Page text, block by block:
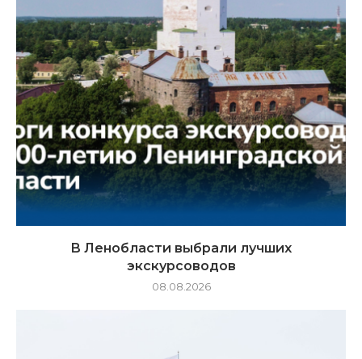
В Ленобласти выбрали лучших
экскурсоводов
08.08.2026